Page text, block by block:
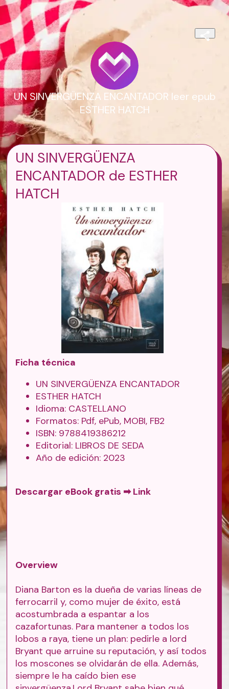
UN SINVERGÜENZA ENCANTADOR leer epub
ESTHER HATCH
UN SINVERGÜENZA
ENCANTADOR de ESTHER
HATCH
Ficha técnica
UN SINVERGÜENZA ENCANTADOR
ESTHER HATCH
Idioma: CASTELLANO
Formatos: Pdf, ePub, MOBI, FB2
ISBN: 9788419386212
Editorial: LIBROS DE SEDA
Año de edición: 2023
Descargar eBook gratis ➡Link
Overview
Diana Barton es la dueña de varias líneas de
ferrocarril y, como mujer de éxito, está
acostumbrada a espantar a los
cazafortunas. Para mantener a todos los
lobos a raya, tiene un plan: pedirle a lord
Bryant que arruine su reputación, y así todos
los moscones se olvidarán de ella. Además,
siempre le ha caído bien ese